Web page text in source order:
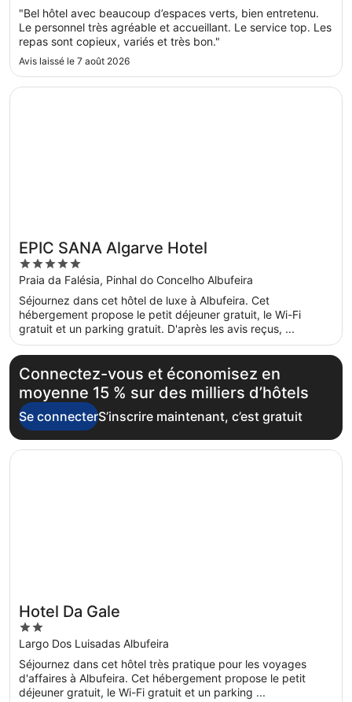
"Bel hôtel avec beaucoup d’espaces verts, bien entretenu.
Le personnel très agréable et accueillant. Le service top. Les
repas sont copieux, variés et très bon."
Avis laissé le 7 août 2026
EPIC SANA Algarve Hotel
5
out
of
5
Praia da Falésia, Pinhal do Concelho Albufeira
Séjournez dans cet hôtel de luxe à Albufeira. Cet
hébergement propose le petit déjeuner gratuit, le Wi-Fi
gratuit et un parking gratuit. D'après les avis reçus, ...
S’ouvre dans une nouvelle fenêtre
EPIC SANA Algarve Hotel
Connectez-vous et économisez en
moyenne 15 % sur des milliers d’hôtels
Se connecterS’inscrire maintenant, c’est gratuit
Hotel Da Gale
2
out
of
5
Largo Dos Luisadas Albufeira
Séjournez dans cet hôtel très pratique pour les voyages
d'affaires à Albufeira. Cet hébergement propose le petit
déjeuner gratuit, le Wi-Fi gratuit et un parking ...
S’ouvre dans une nouvelle fenêtre
Hotel Da Gale